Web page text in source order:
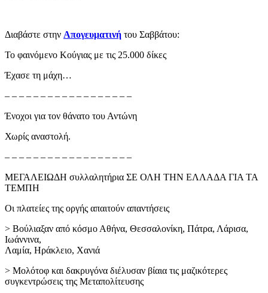
Διαβάστε στην Απογευματινή του Σαββάτου:
Το φαινόμενο Κούγιας με τις 25.000 δίκες
Έχασε τη μάχη…
– – – – – – – – – – – – – – – – – –
Ένοχοι για τον θάνατο του Αντώνη
Χωρίς αναστολή.
– – – – – – – – – – – – – – – – – –
ΜΕΓΑΛΕΙΩΔΗ συλλαλητήρια ΣΕ ΟΛΗ ΤΗΝ ΕΛΛΑΔΑ ΓΙΑ ΤΑ
ΤΕΜΠΗ
Oι πλατείες της οργής απαιτούν απαντήσεις
> Βούλιαξαν από κόσμο Αθήνα, Θεσσαλονίκη, Πάτρα, Λάρισα,
Ιωάννινα,
Λαμία, Ηράκλειο, Χανιά
> Μολότοφ και δακρυγόνα διέλυσαν βίαια τις μαζικότερες
συγκεντρώσεις της Μεταπολίτευσης